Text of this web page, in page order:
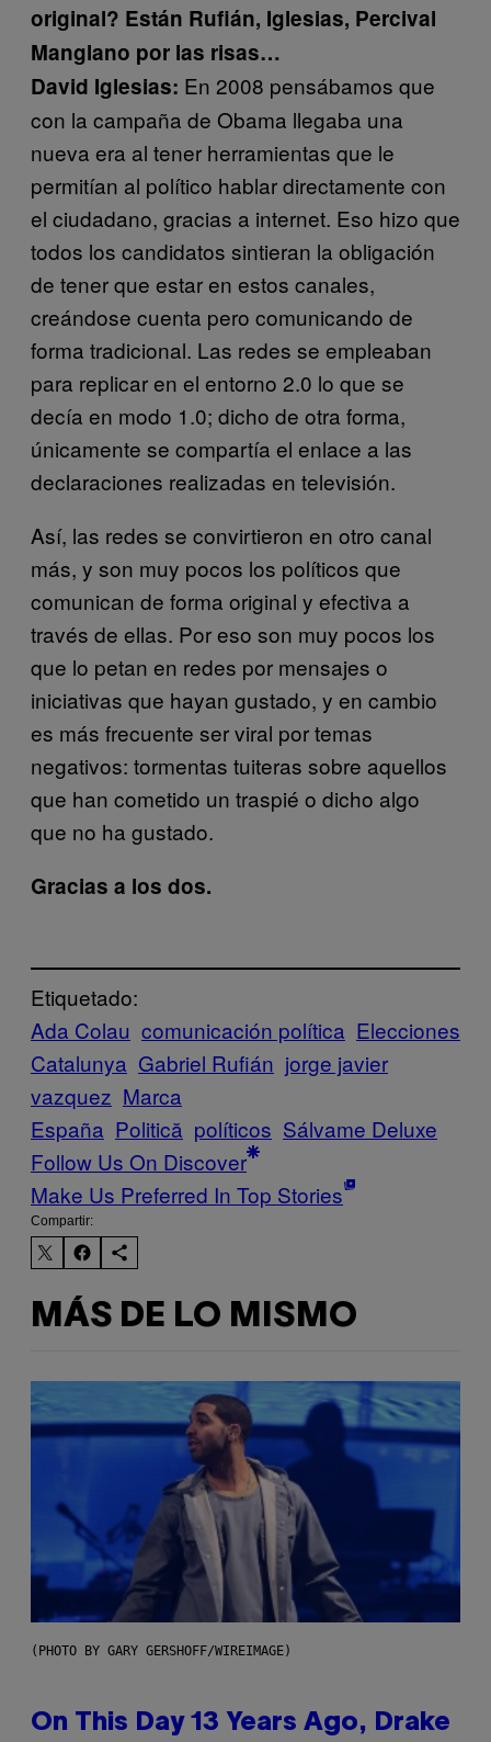
original? Están Rufián, Iglesias, Percival
Manglano por las risas…
David Iglesias: En 2008 pensábamos que
con la campaña de Obama llegaba una
nueva era al tener herramientas que le
permitían al político hablar directamente con
el ciudadano, gracias a internet. Eso hizo que
todos los candidatos sintieran la obligación
de tener que estar en estos canales,
creándose cuenta pero comunicando de
forma tradicional. Las redes se empleaban
para replicar en el entorno 2.0 lo que se
decía en modo 1.0; dicho de otra forma,
únicamente se compartía el enlace a las
declaraciones realizadas en televisión.
Así, las redes se convirtieron en otro canal
más, y son muy pocos los políticos que
comunican de forma original y efectiva a
través de ellas. Por eso son muy pocos los
que lo petan en redes por mensajes o
iniciativas que hayan gustado, y en cambio
es más frecuente ser viral por temas
negativos: tormentas tuiteras sobre aquellos
que han cometido un traspié o dicho algo
que no ha gustado.
Gracias a los dos.
Etiquetado:
Ada Colau comunicación política Elecciones
Catalunya Gabriel Rufián jorge javier
vazquez Marca
España Politică políticos Sálvame Deluxe
Follow Us On Discover
Make Us Preferred In Top Stories
Compartir:
MÁS DE LO MISMO
(PHOTO BY GARY GERSHOFF/WIREIMAGE)
On This Day 13 Years Ago, Drake